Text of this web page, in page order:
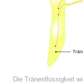
Die Tränenflüssigkeit